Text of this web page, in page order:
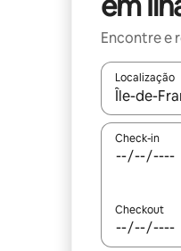
Encontre e
Localização
Quando
Check-in
Checkout